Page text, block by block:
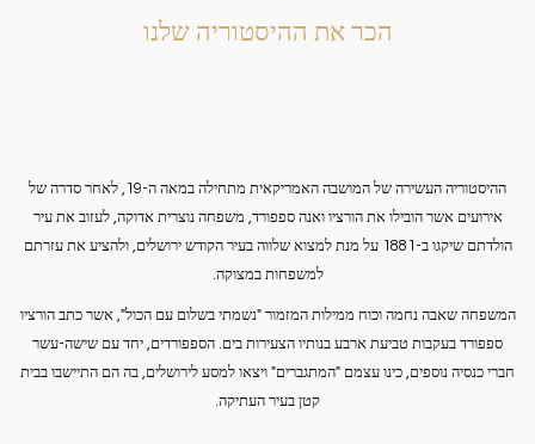
will
הכר את ההיסטוריה שלנו
ההיסטוריה העשירה של המושבה האמריקאית מתחילה במאה ה-19, לאחר סדרה של
אירועים אשר הובילו את הורציו ואנה ספפורד, משפחה נוצרית אדוקה, לעזוב את עיר
הולדתם שיקגו ב-1881 על מנת למצוא שלווה בעיר הקודש ירושלים, ולהציע את עזרתם
למשפחות במצוקה.
המשפחה שאבה נחמה וכוח ממילות המזמור "נשמתי בשלום עם הכול", אשר כתב הורציו
ספפורד בעקבות טביעת ארבע בנותיו הצעירות בים. הספפורדים, יחד עם שישה-עשר
חברי כנסיה נוספים, כינו עצמם "המתגברים" ויצאו למסע לירושלים, בה הם התיישבו בבית
קטן בעיר העתיקה.